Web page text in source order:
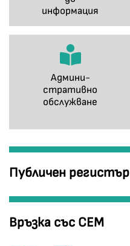
информация
Админи-
стративно
обслужване
Публичен регистър
Връзка със СЕМ